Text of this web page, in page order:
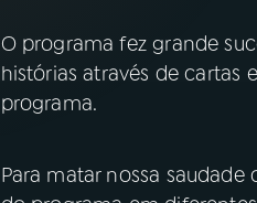
O programa fez grande
histórias através de cartas
programa.
Para matar nossa